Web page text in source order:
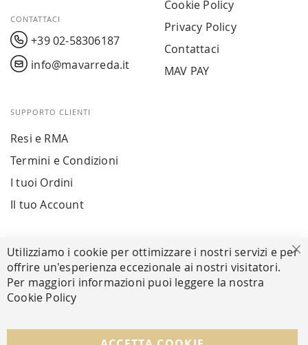
CONTATTACI
+39 02-58306187
info@mavarreda.it
Cookie Policy
Privacy Policy
Contattaci
MAV PAY
SUPPORTO CLIENTI
Resi e RMA
Termini e Condizioni
I tuoi Ordini
Il tuo Account
Facebook Instagram Whatsapp
Utilizziamo i cookie per ottimizzare i nostri servizi e per
offrire un'esperienza eccezionale ai nostri visitatori.
Per maggiori informazioni puoi leggere la nostra
Cookie Policy